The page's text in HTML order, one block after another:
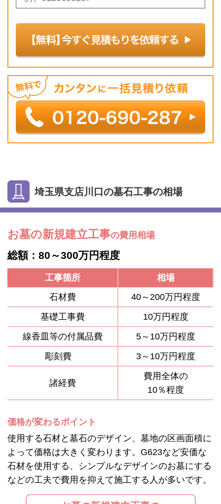
埼玉県支店川口の墓石工事の相場
お墓の新規建立工事の費用相場
総額：80～300万円程度
工事箇所
相場
石材費
40～200万円程度
基礎工事費
10万円程度
線香皿等の付属品費
5～10万円程度
彫刻費
3～10万円程度
諸経費
費用全体の
10％程度
価格が変わるポイント
使用する石材と墓石のデザイン、墓地の区画面積に
よって価格は大きく変わります。G623など安価な
石材を使用する、シンプルなデザインのお墓にする
などの工夫で費用を抑えて施工する人が多いです。